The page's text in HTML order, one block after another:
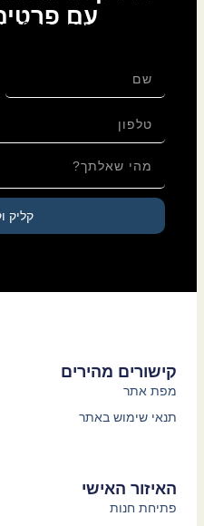
עם
קליק
האיזור האישי
פתיחת חנות
קישורים מהירים
מפת אתר
תנאי שימוש באתר